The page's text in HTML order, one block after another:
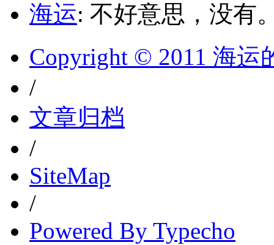
海运: 不好意思，没有
Copyright © 2011 海运
/
文章归档
/
SiteMap
/
Powered By Typecho